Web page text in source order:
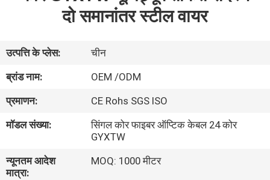
हमारे
बारे
में
कारखाना
भ्रमण
Developed
दो समानांतर स्टील वायर
उत्पत्ति के प्लेस:
चीन
ब्रांड नाम:
OEM /ODM
प्रमाणन:
CE Rohs SGS ISO
मॉडल संख्या:
सिंगल कोर फाइबर ऑप्टिक केबल 24 कोर
GYXTW
न्यूनतम आदेश
मात्रा:
MOQ: 1000 मीटर